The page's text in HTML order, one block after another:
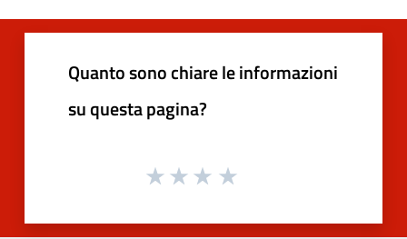
Quanto sono chiare le informazioni
su questa pagina?